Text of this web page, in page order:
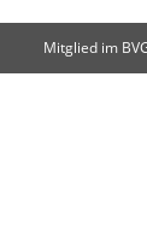
Mitglied im